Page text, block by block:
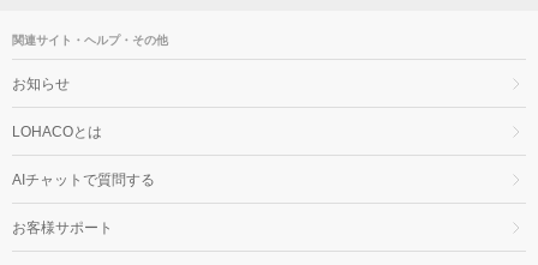
関連サイト・ヘルプ・その他
お知らせ
LOHACOとは
AIチャットで質問する
お客様サポート